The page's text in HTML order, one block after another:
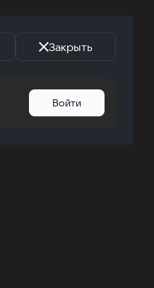
Закрыть
Войти